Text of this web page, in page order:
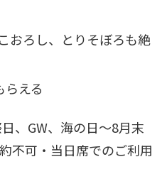
おろし、とりそぼろも絶
える
日、GW、海の日～8月末
不可・当日席でのご利用